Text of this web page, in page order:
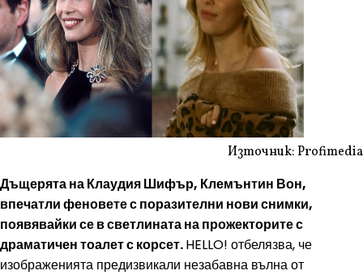
Източник: Profimedia
Дъщерята на Клаудия Шифър, Клемънтин Вон,
впечатли феновете с поразителни нови снимки,
появявайки се в светлината на прожекторите с
драматичен тоалет с корсет.HELLO! отбелязва, че
изображенията предизвикали незабавна вълна от